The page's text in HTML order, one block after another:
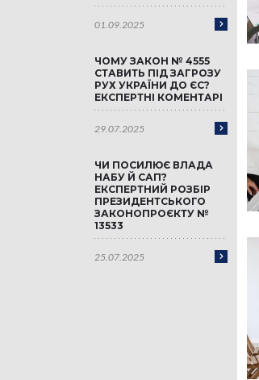
01.09.2025
ЧОМУ ЗАКОН № 4555
СТАВИТЬ ПІД ЗАГРОЗУ
РУХ УКРАЇНИ ДО ЄС?
ЕКСПЕРТНІ КОМЕНТАРІ
29.07.2025
ЧИ ПОСИЛЮЄ ВЛАДА
НАБУ Й САП?
ЕКСПЕРТНИЙ РОЗБІР
ПРЕЗИДЕНТСЬКОГО
ЗАКОНОПРОЄКТУ №
13533
25.07.2025